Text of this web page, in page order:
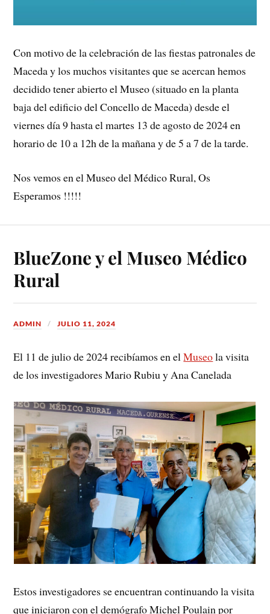
Con motivo de la celebración de las fiestas patronales de
Maceda y los muchos visitantes que se acercan hemos
decidido tener abierto el Museo (situado en la planta
baja del edificio del Concello de Maceda) desde el
viernes día 9 hasta el martes 13 de agosto de 2024 en
horario de 10 a 12h de la mañana y de 5 a 7 de la tarde.
Nos vemos en el Museo del Médico Rural, Os
Esperamos !!!!!
BlueZone y el Museo Médico
Rural
ADMIN JULIO 11, 2024
El 11 de julio de 2024 recibíamos en elMuseola visita
de los investigadores Mario Rubiu y Ana Canelada
Estos investigadores se encuentran continuando la visita
que iniciaron con el demógrafo Michel Poulain por